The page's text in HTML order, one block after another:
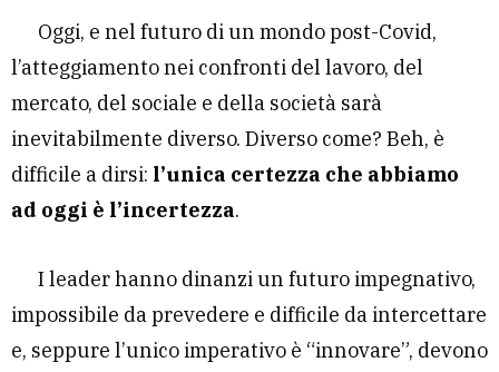
Oggi, e nel futuro di un mondo post-Covid,
l’atteggiamento nei confronti del lavoro, del
mercato, del sociale e della società sarà
inevitabilmente diverso. Diverso come? Beh, è
difficile a dirsi: l’unica certezza che abbiamo
ad oggi è l’incertezza.
I leader hanno dinanzi un futuro impegnativo,
impossibile da prevedere e difficile da intercettare
e, seppure l’unico imperativo è “innovare”, devono